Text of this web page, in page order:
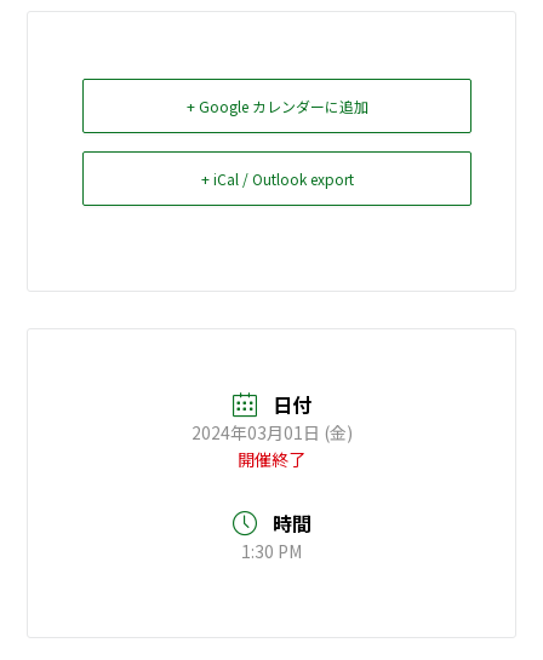
Select Language▼
+ Google カレンダーに追加
+ iCal / Outlook export
日付
2024年03月01日 (金)
開催終了
時間
1:30 PM